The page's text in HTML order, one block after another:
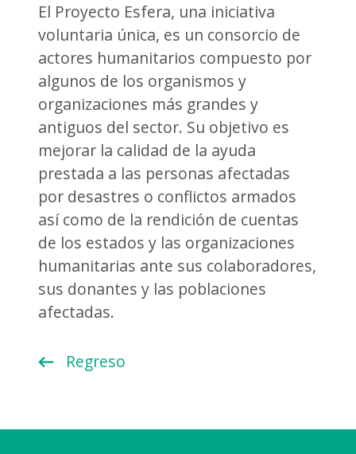
El Proyecto Esfera, una iniciativa
voluntaria única, es un consorcio de
actores humanitarios compuesto por
algunos de los organismos y
organizaciones más grandes y
antiguos del sector. Su objetivo es
mejorar la calidad de la ayuda
prestada a las personas afectadas
por desastres o conflictos armados
así como de la rendición de cuentas
de los estados y las organizaciones
humanitarias ante sus colaboradores,
sus donantes y las poblaciones
afectadas.
Regreso